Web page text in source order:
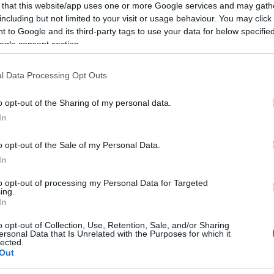
that this website/app uses one or more Google services and may
but not limited to your visit or usage behaviour. You may
to Google and its third-party tags to use your data for below
consent section.
Data Processing Opt Outs
opt-out of the Sharing of my personal data.
opt-out of the Sale of my Personal Data.
opt-out of processing my Personal Data for Targeted
opt-out of Collection, Use, Retention, Sale, and/or Sharing
Data that Is Unrelated with the Purposes for which it
Bud Spencer és Terence Hill Rajongói Fesztivál
Paks II.: Mit jelent az 5. blokk új
közelében lévő logisztikai bázis út-
és közműhálózatának fejlesztése